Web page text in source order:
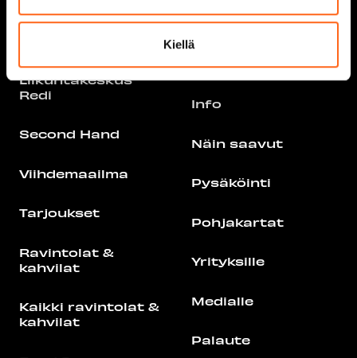
Kiellä
Kaikki liikkeet &
Liikuntakeskus
Redi
Second Hand
Viihdemaailma
Tarjoukset
Ravintolat &
kahvilat
Kaikki ravintolat &
kahvilat
Vastuullisuus
Tapahtumat
Info
Näin saavut
Pysäköinti
Pohjakartat
Yrityksille
Medialle
Palaute